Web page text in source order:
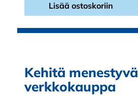
Lisää ostoskoriin
Kehitä menestyvä
verkkokauppa